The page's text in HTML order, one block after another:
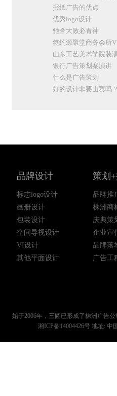
报纸广告的优点
优秀logo设计
驰誉大败必青神
签约源聚堂商务会所
山东工艺美术学院装
银行广告策划案演讲
什么是广告策划
好的设计非要山寨吗
品牌设计
标志logo设计
画册设计
包装设计
空间导视设计
VI设计
其他平面设计
策划
品牌推
株洲商
庆典策
企业宣
品牌落
广告工
始于2006年，三圆已形成了株洲广告公
湘ICP备14004426号 地址: 中